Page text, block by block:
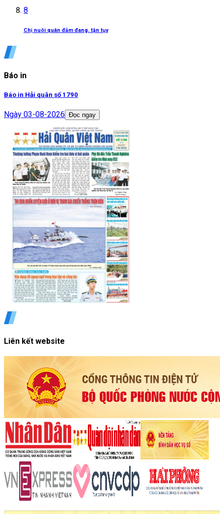
8
Chị nuôi quân đảm đang, tận tụy
Báo in
Báo in Hải quân số 1790
Ngày 03-08-2026 Đọc ngay
Liên kết website